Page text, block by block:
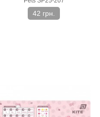
42 грн.